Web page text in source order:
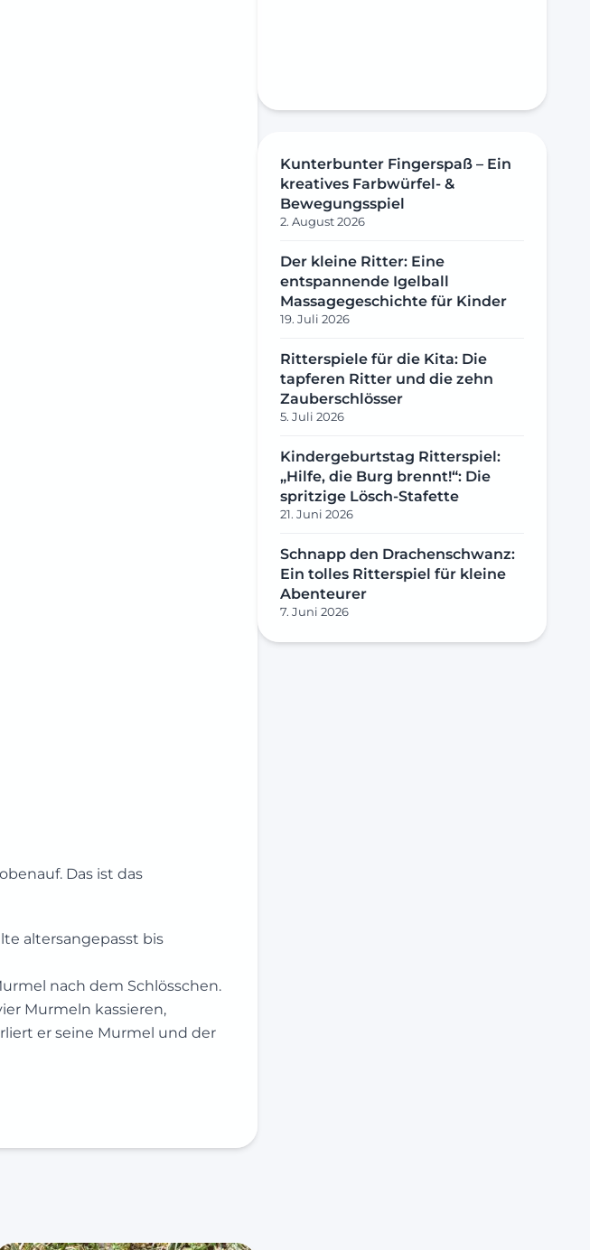
Das ist das
altersangepasst bis
nach dem Schlösschen.
Murmeln kassieren,
er seine Murmel und der
Kunterbunter Fingerspaß – Ein
kreatives Farbwürfel- &
Bewegungsspiel
2. August 2026
Der kleine Ritter: Eine
entspannende Igelball
Massagegeschichte für Kinder
19. Juli 2026
Ritterspiele für die Kita: Die
tapferen Ritter und die zehn
Zauberschlösser
5. Juli 2026
Kindergeburtstag Ritterspiel:
„Hilfe, die Burg brennt!“: Die
spritzige Lösch-Stafette
21. Juni 2026
Schnapp den Drachenschwanz:
Ein tolles Ritterspiel für kleine
Abenteurer
7. Juni 2026